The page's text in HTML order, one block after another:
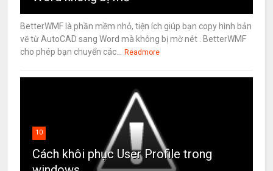
BetterWMF là phần mềm nhỏ, tiện ích giúp bạn copy hình bản
vẽ từ AutoCAD sang Word mà không bị mờ nét . BetterWMF
cho phép bạn chuyển các...
Readmore
10
Cách khôi phục User Profile trong